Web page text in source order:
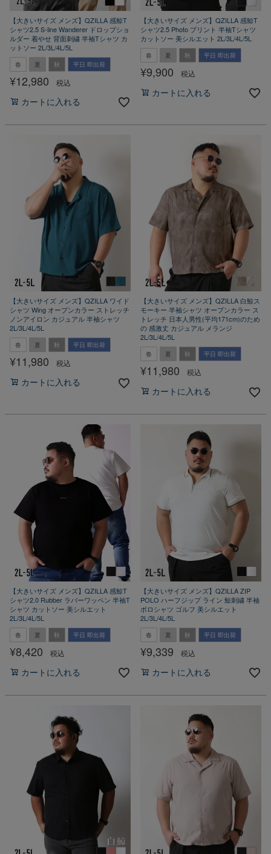
【大きいサイズ メンズ】QZILLA 感鯨T
シャツ2.5 S-line Wanderer ドロップショ
ルダー 着やせ 背面刺繍 半袖Tシャツ カ
ットソー 2L/3L/4L/5L
春 夏 秋 平日 即出荷
¥12,980 税込
カートに入れる
【大きいサイズ メンズ】QZILLA 感鯨T
シャツ2.5 Photo プリント 半袖Tシャツ
カットソー 美シルエット 2L/3L/4L/5L
春 夏 秋 平日 即出荷
¥9,900 税込
カートに入れる
【大きいサイズ メンズ】QZILLA ワイド
シャツ Wing オープンカラー ストレッチ
ノンアイロン カジュアル 半袖シャツ
2L/3L/4L/5L
春 夏 秋 平日 即出荷
¥11,980 税込
カートに入れる
【大きいサイズ メンズ】QZILLA 白鯨ス
モーキー 半袖シャツ オープンカラー ス
トレッチ 日本人男性(平均171cm)のため
の 感激丈 カジュアル メランジ
2L/3L/4L/5L
春 夏 秋 平日 即出荷
¥11,980 税込
カートに入れる
【大きいサイズ メンズ】QZILLA 感鯨T
シャツ2.0 Rubber ラバーワッペン 半袖T
シャツ カットソー 美シルエット
2L/3L/4L/5L
春 夏 秋 平日 即出荷
¥8,420 税込
カートに入れる
【大きいサイズ メンズ】QZILLA ZIP
POLO ハーフジップ ライン 鯨刺繍 半袖
ポロシャツ ゴルフ 美シルエット
2L/3L/4L/5L
春 夏 秋 平日 即出荷
¥9,339 税込
カートに入れる